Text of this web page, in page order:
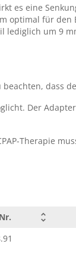
es eine
optimal für
um 9
dass
Der
Therapie